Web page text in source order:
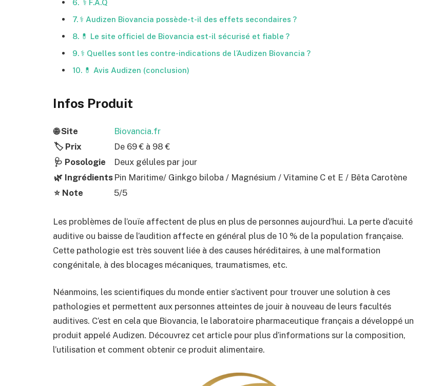
⚕️ F.A.Q
⚕️ Audizen Biovancia possède-t-il des effets secondaires ?
💊 Le site officiel de Biovancia est-il sécurisé et fiable ?
⚕️ Quelles sont les contre-indications de l’Audizen Biovancia ?
💊 Avis Audizen (conclusion)
Infos Produit
🌐 Site
Biovancia.fr
🏷️ Prix
De 69 € à 98 €
🩺 Posologie
Deux gélules par jour
🌿 Ingrédients Pin Maritime/ Ginkgo biloba / Magnésium / Vitamine C et E / Bêta Carotène
⭐ Note
5/5
Les problèmes de l’ouïe affectent de plus en plus de personnes aujourd’hui. La perte d’acuité
auditive ou baisse de l’audition affecte en général plus de 10 % de la population française.
Cette pathologie est très souvent liée à des causes héréditaires, à une malformation
congénitale, à des blocages mécaniques, traumatismes, etc.
Néanmoins, les scientifiques du monde entier s’activent pour trouver une solution à ces
pathologies et permettent aux personnes atteintes de jouir à nouveau de leurs facultés
auditives. C’est en cela que Biovancia, le laboratoire pharmaceutique français a développé un
produit appelé Audizen. Découvrez cet article pour plus d’informations sur la composition,
l’utilisation et comment obtenir ce produit alimentaire.